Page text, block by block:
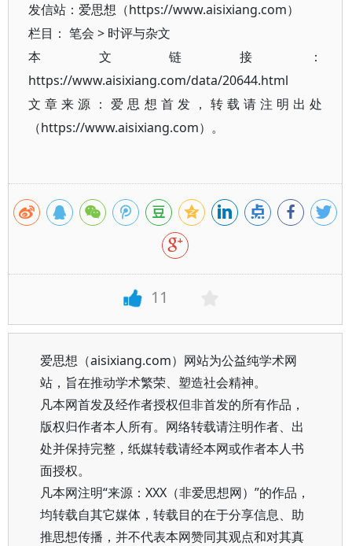
发信站：爱思想（https://www.aisixiang.com）
栏目： 笔会 > 时评与杂文
本文链接：
https://www.aisixiang.com/data/20644.html
文章来源：爱思想首发，转载请注明出处
（https://www.aisixiang.com）。
11
爱思想（aisixiang.com）网站为公益纯学术网
站，旨在推动学术繁荣、塑造社会精神。
凡本网首发及经作者授权但非首发的所有作品，
版权归作者本人所有。网络转载请注明作者、出
处并保持完整，纸媒转载请经本网或作者本人书
面授权。
凡本网注明“来源：XXX（非爱思想网）”的作品，
均转载自其它媒体，转载目的在于分享信息、助
推思想传播，并不代表本网赞同其观点和对其真